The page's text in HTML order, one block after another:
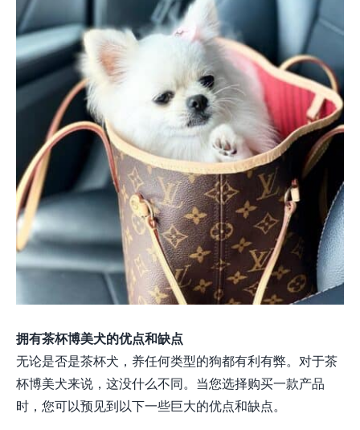
拥有茶杯博美犬的优点和缺点
无论是否是茶杯犬，养任何类型的狗都有利有弊。对于茶
杯博美犬来说，这没什么不同。当您选择购买一款产品
时，您可以预见到以下一些巨大的优点和缺点。